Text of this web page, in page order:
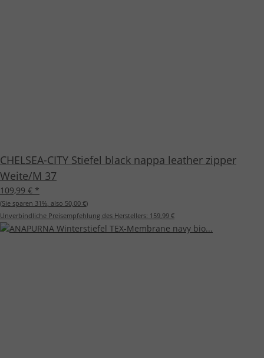
CHELSEA-CITY Stiefel black nappa leather zipper
Weite/M 37
109,99 € *
(Sie sparen 31%, also 50,00 €)
Unverbindliche Preisempfehlung des Herstellers: 159,99 €